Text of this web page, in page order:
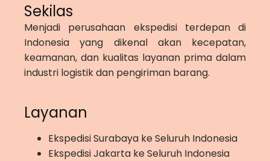
Sekilas
Menjadi perusahaan ekspedisi terdepan di
Indonesia yang dikenal akan kecepatan,
keamanan, dan kualitas layanan prima dalam
industri logistik dan pengiriman barang.
Layanan
Ekspedisi Surabaya ke Seluruh Indonesia
Ekspedisi Jakarta ke Seluruh Indonesia